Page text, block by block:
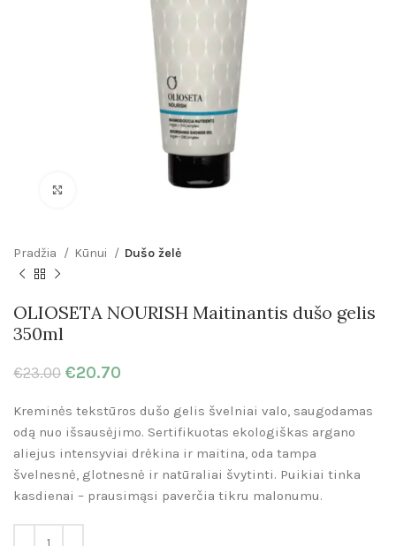
Pradžia Kūnui Dušo želė
OLIOSETA NOURISH Maitinantis dušo gelis
350ml
€23.00 €20.70
Kreminės tekstūros dušo gelis švelniai valo, saugodamas
odą nuo išsausėjimo. Sertifikuotas ekologiškas argano
aliejus intensyviai drėkina ir maitina, oda tampa
švelnesnė, glotnesnė ir natūraliai švytinti. Puikiai tinka
kasdienai – prausimąsi paverčia tikru malonumu.